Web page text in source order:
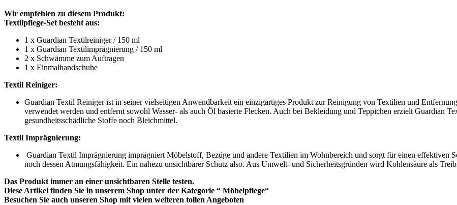
Wir empfehlen zu diesem Produkt:
Textilpflege-Set besteht aus:
1 x Guardian Textilreiniger / 150 ml
1 x Guardian Textilimprägnierung / 150 ml
2 x Schwämme zum Auftragen
1 x Einmalhandschuhe
Textil Reiniger:
Guardian Textil Reiniger ist in seiner vielseitigen Anwendbarkeit ein einzigartiges Produkt zur Reinigung von Textilien und
verwendet werden und entfernt sowohl Wasser- als auch Öl basierte Flecken. Auch bei Bekleidung und Teppichen erzielt Guardian
gesundheitsschädliche Stoffe noch Bleichmittel.
Textil Imprägnierung:
Guardian Textil Imprägnierung imprägniert Möbelstoff, Bezüge und andere Textilien im Wohnbereich und sorgt für einen effektiven
noch dessen Atmungsfähigkeit. Ein nahezu unsichtbarer Schutz also. Aus Umwelt- und Sicherheitsgründen wird Kohlensäure als
Das Produkt immer an einer unsichtbaren Stelle testen.
Diese Artikel finden Sie in unserem Shop unter der Kategorie “ Möbelpflege“
Besuchen Sie auch unseren Shop mit vielen weiteren tollen Angeboten